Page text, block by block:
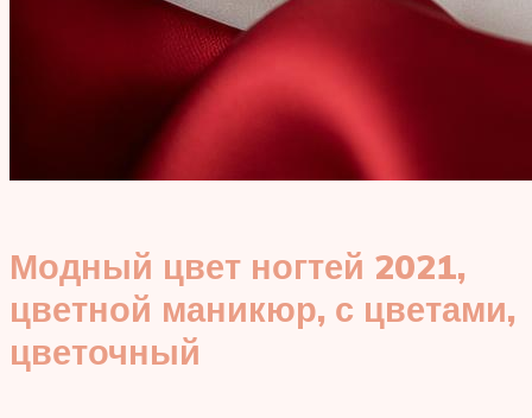
Модный цвет ногтей 2021,
цветной маникюр, с цветами,
цветочный